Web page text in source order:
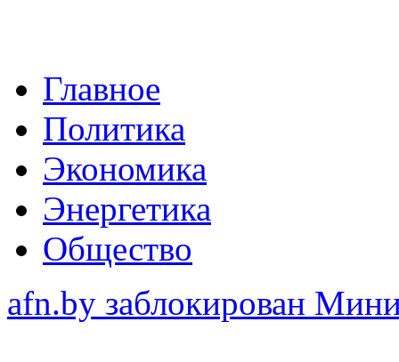
Главное
Политика
Экономика
Энергетика
Общество
afn.by заблокирован